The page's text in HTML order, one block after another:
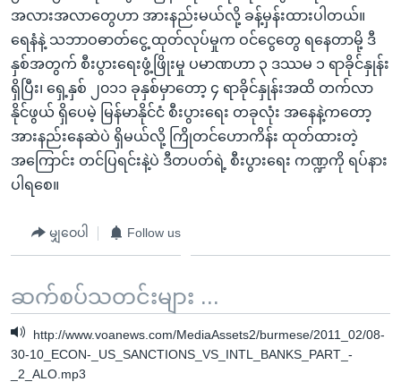
အလားအလာတွေဟာ အားနည်းမယ်လို့ ခန့်မှန်းထားပါတယ်။
ရေနံနဲ့ သဘာဝဓာတ်ငွေ့ ထုတ်လုပ်မှုက ဝင်ငွေတွေ ရနေတာမို့ ဒီ
နှစ်အတွက် စီးပွားရေးဖွံ့ဖြိုးမှု ပမာဏဟာ ၃ ဒဿမ ၁ ရာခိုင်နှုန်း
ရှိပြီး၊ ရှေ့နှစ် ၂၀၁၁ ခုနှစ်မှာတော့ ၄ ရာခိုင်နှုန်းအထိ တက်လာ
နိုင်ဖွယ် ရှိပေမဲ့ မြန်မာနိုင်ငံ စီးပွားရေး တခုလုံး အနေနဲ့ကတော့
အားနည်းနေဆဲပဲ ရှိမယ်လို့ ကြိုတင်ဟောကိန်း ထုတ်ထားတဲ့
အကြောင်း တင်ပြရင်းနဲ့ပဲ ဒီတပတ်ရဲ့ စီးပွားရေး ကဏ္ဍကို ရပ်နား
ပါရစေ။
မျှဝေပါ Follow us
ဆက်စပ်သတင်းများ ...
http://www.voanews.com/MediaAssets2/burmese/2011_02/08-
30-10_ECON-_US_SANCTIONS_VS_INTL_BANKS_PART_-
_2_ALO.mp3